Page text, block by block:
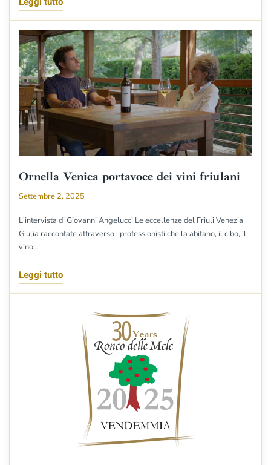
Ornella Venica portavoce dei vini friulani
Settembre 2, 2025
L'intervista di Giovanni Angelucci Le eccellenze del Friuli Venezia
Giulia raccontate attraverso i professionisti che la abitano, il cibo, il
vino…
Leggi tutto